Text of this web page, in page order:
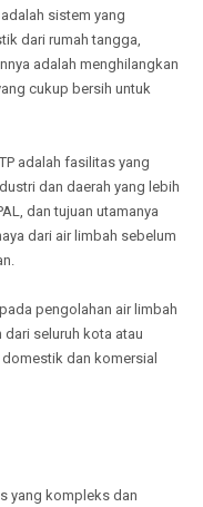
sistem yang
dari rumah tangga,
adalah menghilangkan
cukup bersih untuk
adalah fasilitas yang
dan daerah yang lebih
dan tujuan utamanya
dari air limbah sebelum
pengolahan air limbah
seluruh kota atau
dan komersial
yang kompleks dan